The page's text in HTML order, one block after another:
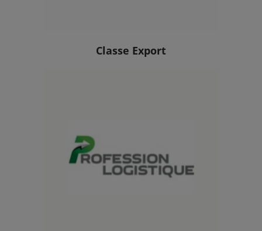
Classe Export